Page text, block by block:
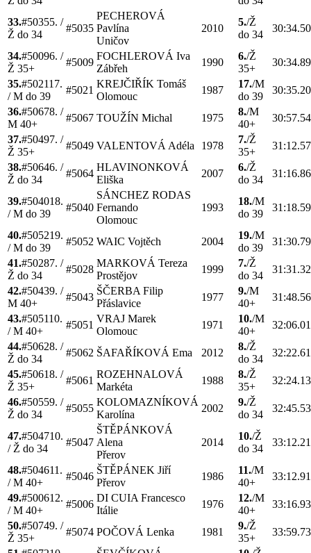
33.#50355. /
Ž do 34
#5035
PECHEROVÁ
Pavlína
Uničov
2010
5./Ž
do 34
34.#50096. /
Ž 35+
#5009
FOCHLEROVÁ Iva
Zábřeh
1990
6./Ž
35+
35.#502117.
/M do 39
#5021
KREJČIŘÍK Tomáš
Olomouc
1987
17./M
do 39
36.#50678. /
M 40+
#5067 TOUŽÍN Michal 1975
8./M
40+
37.#50497. /
Ž 35+
#5049 VALENTOVÁ Adéla 1978
7./Ž
35+
38.#50646. /
Ž do 34
#5064
HLAVINONKOVÁ
Eliška
2007
6./Ž
do 34
39.#504018.
/M do 39
#5040
SÁNCHEZ RODAS
Fernando
Olomouc
1993
18./M
do 39
40.#505219.
/M do 39
#5052 WAIC Vojtěch 2004
19./M
do 39
41.#50287. /
Ž do 34
#5028
MARKOVÁ Tereza
Prostějov
1999
7./Ž
do 34
42.#50439. /
M 40+
#5043
ŠČERBA Filip
Přáslavice
1977
9./M
40+
43.#505110.
/M 40+
#5051
VRAJ Marek
Olomouc
1971
10./M
40+
44.#50628. /
Ž do 34
#5062 ŠAFAŘÍKOVÁ Ema 2012
8./Ž
do 34
45.#50618. /
Ž 35+
#5061
ROZEHNALOVÁ
Markéta
1988
8./Ž
35+
46.#50559. /
Ž do 34
#5055
KOLOMAZNÍKOVÁ
Karolína
2002
9./Ž
do 34
47.#504710.
/ Ž do 34
#5047
ŠTĚPÁNKOVÁ
Alena
Přerov
2014
10./Ž
do 34
48.#504611.
/M 40+
#5046
ŠTĚPÁNEK Jiří
Přerov
1986
11./M
40+
49.#500612.
/M 40+
#5006
DI CUIA Francesco
Itálie
1976
12./M
40+
50.#50749. /
Ž 35+
#5074 POČOVÁ Lenka 1981
9./Ž
35+